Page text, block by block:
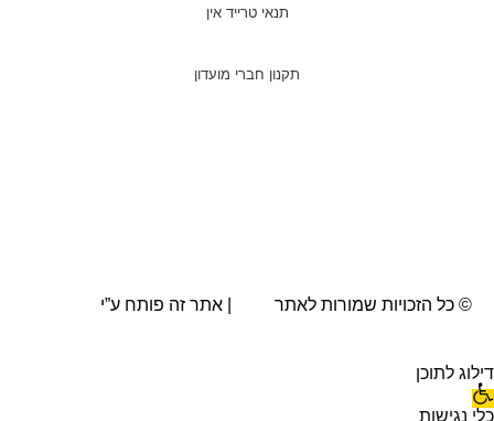
תנאי טרייד אין
תקנון חברי מועדון
© כל הזכויות שמורות לאתר
| אתר זה פותח ע”י
דילוג לתוכן
פ
ת
כלי נגישות